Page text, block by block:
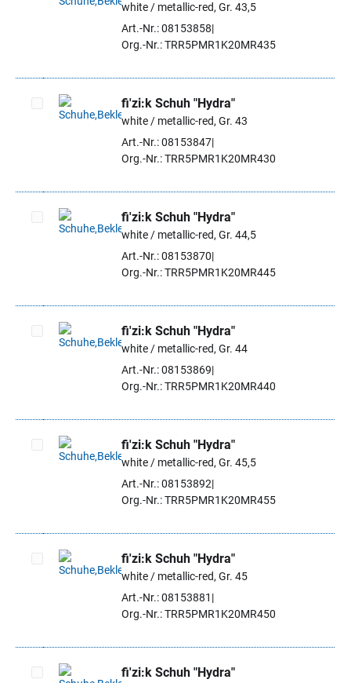
Artikel auswählen
white / metallic-red, Gr. 43,5
Art.-Nr.: 08153858
Org.-Nr.: TRR5PMR1K20MR435
Artikel auswählen
fi'zi:k Schuh "Hydra"
white / metallic-red, Gr. 43
Art.-Nr.: 08153847
Org.-Nr.: TRR5PMR1K20MR430
Artikel auswählen
fi'zi:k Schuh "Hydra"
white / metallic-red, Gr. 44,5
Art.-Nr.: 08153870
Org.-Nr.: TRR5PMR1K20MR445
Artikel auswählen
fi'zi:k Schuh "Hydra"
white / metallic-red, Gr. 44
Art.-Nr.: 08153869
Org.-Nr.: TRR5PMR1K20MR440
Artikel auswählen
fi'zi:k Schuh "Hydra"
white / metallic-red, Gr. 45,5
Art.-Nr.: 08153892
Org.-Nr.: TRR5PMR1K20MR455
Artikel auswählen
fi'zi:k Schuh "Hydra"
white / metallic-red, Gr. 45
Art.-Nr.: 08153881
Org.-Nr.: TRR5PMR1K20MR450
fi'zi:k Schuh "Hydra"